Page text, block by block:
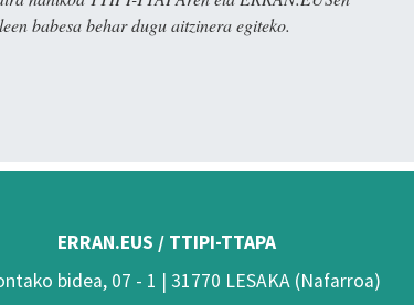
babesa behar dugu aitzinera egiteko.
ERRAN.EUS / TTIPI-TTAPA
bidea, 07 - 1 | 31770 LESAKA (Nafarroa)